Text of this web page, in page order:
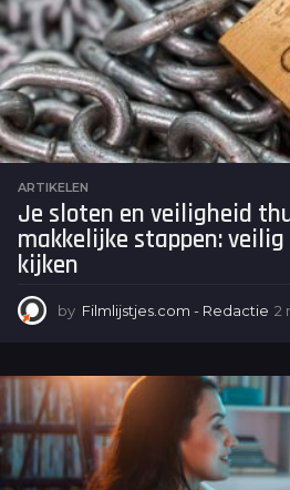
ARTIKELEN
Je sloten en veiligheid
makkelijke stappen:
kijken
by Filmlijstjes.com - Redactie 2